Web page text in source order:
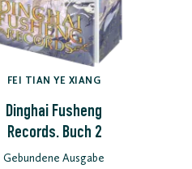
FEI TIAN YE XIANG
Dinghai Fusheng
Records. Buch 2
Gebundene Ausgabe